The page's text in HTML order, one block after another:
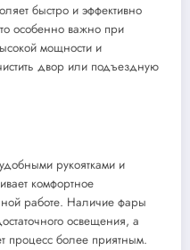
быстро и эффективно
особенно важно при
мощности и
двор или подъездную
рукоятками и
комфортное
работе. Наличие фары
освещения, а
процесс более приятным.